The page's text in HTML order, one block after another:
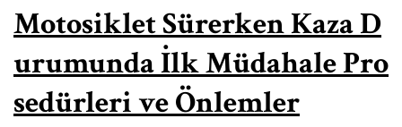
Motosiklet Sürerken Kaza D
urumunda İlk Müdahale Pro
sedürleri ve Önlemler